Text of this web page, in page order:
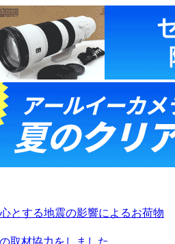
とする地震の影響によるお荷物
取材協力をしました。